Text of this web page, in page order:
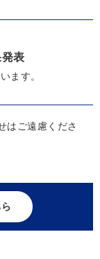
表
ます。
はご遠慮くださ